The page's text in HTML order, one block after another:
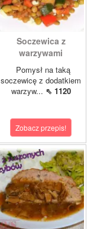
Soczewica z
warzywami
Pomysł na taką
soczewicę z dodatkiem
warzyw... ⇖ 1120
Zobacz przepis!